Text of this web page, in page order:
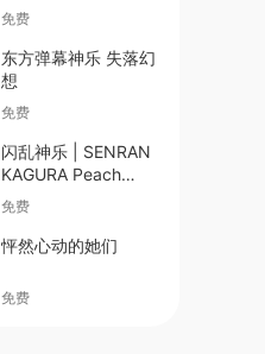
免费
东方弹幕神乐 失落幻
想
免费
闪乱神乐 | SENRAN
KAGURA Peach
Beach Splash
免费
怦然心动的她们
免费